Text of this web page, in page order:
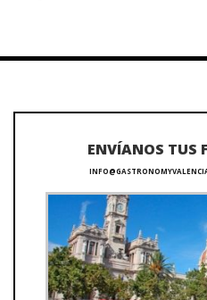
ENVÍANOS TUS